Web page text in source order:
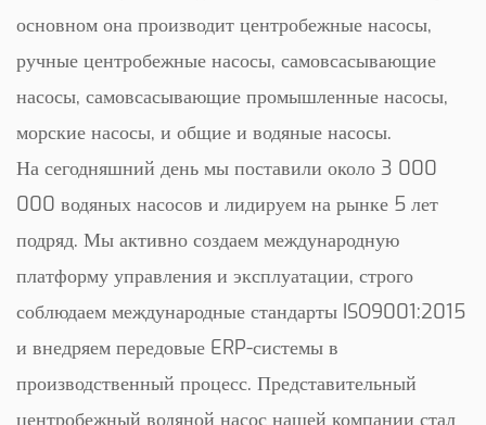
обслуживание, позволяя фермерам более эффективно
распределять ресурсы.
В заключение, центробежный ирригационный насос 6HP
35M — это практичное и надежное решение для
фермеров и сельскохозяйственных рабочих, которым
нужна надежная система циркуляции воды. Акцент на
простоту, долговечность и высокую производительность
делает его подходящим выбором для различных
ирригационных систем, способствуя повышению
основном она производит центробежные насосы,
ручные центробежные насосы, самовсасывающие
насосы, самовсасывающие промышленные насосы,
морские насосы, и общие и водяные насосы.
На сегодняшний день мы поставили около 3 000
000 водяных насосов и лидируем на рынке 5 лет
подряд. Мы активно создаем международную
платформу управления и эксплуатации, строго
соблюдаем международные стандарты ISO9001:2015
и внедряем передовые ERP-системы в
производственный процесс. Представительный
центробежный водяной насос нашей компании стал